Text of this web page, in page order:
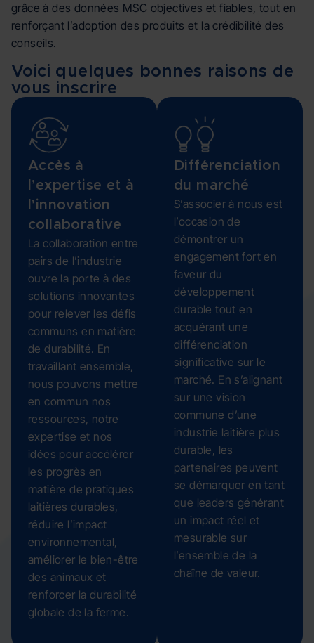
grâce à des données MSC objectives et fiables, tout en
renforçant l’adoption des produits et la crédibilité des
conseils.
Voici quelques bonnes raisons de
vous inscrire
Accès à
l’expertise et à
l’innovation
collaborative
La collaboration entre
pairs de l’industrie
ouvre la porte à des
solutions innovantes
pour relever les défis
communs en matière
de durabilité. En
travaillant ensemble,
nous pouvons mettre
en commun nos
ressources, notre
expertise et nos
idées pour accélérer
les progrès en
matière de pratiques
laitières durables,
réduire l’impact
environnemental,
améliorer le bien-être
des animaux et
renforcer la durabilité
globale de la ferme.
Différenciation
du marché
S’associer à nous est
l’occasion de
démontrer un
engagement fort en
faveur du
développement
durable tout en
acquérant une
différenciation
significative sur le
marché. En s’alignant
sur une vision
commune d’une
industrie laitière plus
durable, les
partenaires peuvent
se démarquer en tant
que leaders générant
un impact réel et
mesurable sur
l’ensemble de la
chaîne de valeur.